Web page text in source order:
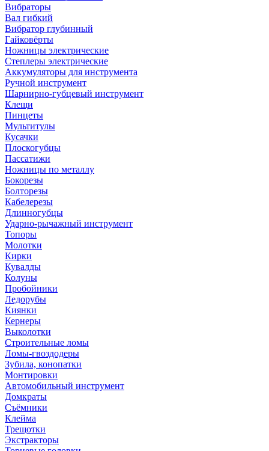
Вибраторы
Вал гибкий
Вибратор глубинный
Гайковёрты
Ножницы электрические
Степлеры электрические
Аккумуляторы для инструмента
Ручной инструмент
Шарнирно-губцевый инструмент
Клещи
Пинцеты
Мультитулы
Кусачки
Плоскогубцы
Пассатижи
Ножницы по металлу
Бокорезы
Болторезы
Кабелерезы
Длинногубцы
Ударно-рычажный инструмент
Топоры
Молотки
Кирки
Кувалды
Колуны
Пробойники
Ледорубы
Киянки
Кернеры
Выколотки
Строительные ломы
Ломы-гвоздодеры
Зубила, конопатки
Монтировки
Автомобильный инструмент
Домкраты
Съёмники
Клейма
Трещотки
Экстракторы